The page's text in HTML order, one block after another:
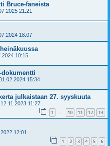
Bruce-faneista
21:21
18:07
10:15
dokumentti
15:34
julkaistaan 27. syyskuuta
12.11.2023 11:27
1 … 10 11 12 13
12:01
1 2 3 4 5 6